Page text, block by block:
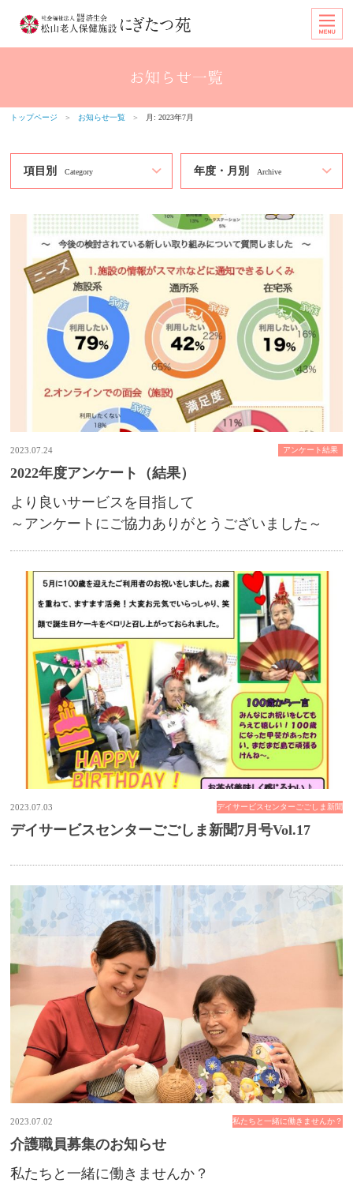
トップページ ＞ お知らせ一覧 ＞ 月: 2023年7月
項目別 Category 年度・月別 Archive
2023.07.24 アンケート結果
2022年度アンケート（結果）
より良いサービスを目指して
～アンケートにご協力ありがとうございました～
2023.07.03 デイサービスセンターごごしま新聞
デイサービスセンターごごしま新聞7月号Vol.17
2023.07.02 私たちと一緒に働きませんか？
介護職員募集のお知らせ
私たちと一緒に働きませんか？